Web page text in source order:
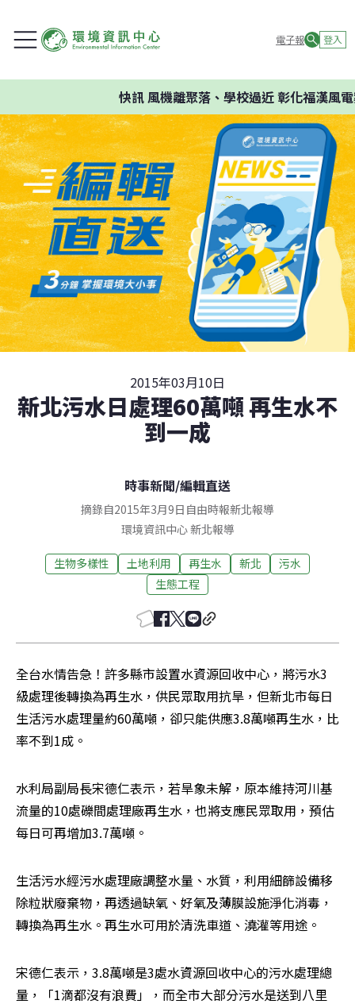
電子報 登入
快訊風機離聚落、學校過近 彰化福漢風電
2015年03月10日
新北污水日處理60萬噸 再生水不
到一成
時事新聞/編輯直送
摘錄自2015年3月9日自由時報新北報導
環境資訊中心新北報導
生物多樣性 土地利用 再生水 新北
污水
生態工程
全台水情告急！許多縣市設置水資源回收中心，將污水3
級處理後轉換為再生水，供民眾取用抗旱，但新北市每日
生活污水處理量約60萬噸，卻只能供應3.8萬噸再生水，比
率不到1成。
水利局副局長宋德仁表示，若旱象未解，原本維持河川基
流量的10處礫間處理廠再生水，也將支應民眾取用，預估
每日可再增加3.7萬噸。
生活污水經污水處理廠調整水量、水質，利用細篩設備移
除粒狀廢棄物，再透過缺氧、好氧及薄膜設施淨化消毒，
轉換為再生水。再生水可用於清洗車道、澆灌等用途。
宋德仁表示，3.8萬噸是3處水資源回收中心的污水處理總
量，「1滴都沒有浪費」，而全市大部分污水是送到八里